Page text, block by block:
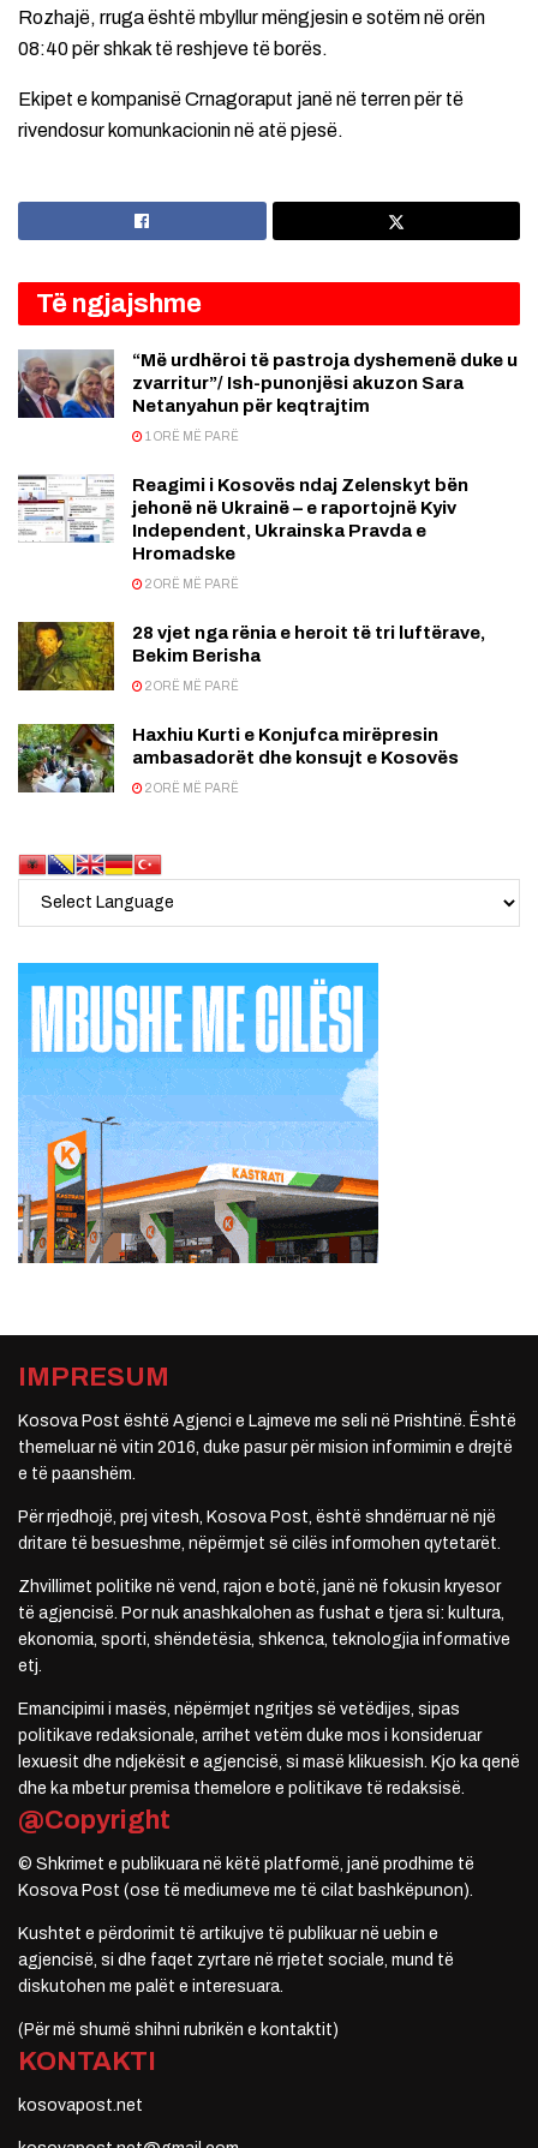
Rozhajë, rruga është mbyllur mëngjesin e sotëm në orën
08:40 për shkak të reshjeve të borës.
Ekipet e kompanisë Crnagoraput janë në terren për të
rivendosur komunkacionin në atë pjesë.
Të ngjajshme
“Më urdhëroi të pastroja dyshemenë duke u
zvarritur”/ Ish-punonjësi akuzon Sara
Netanyahun për keqtrajtim
1 ORË MË PARË
Reagimi i Kosovës ndaj Zelenskyt bën
jehonë në Ukrainë – e raportojnë Kyiv
Independent, Ukrainska Pravda e
Hromadske
2 ORË MË PARË
28 vjet nga rënia e heroit të tri luftërave,
Bekim Berisha
2 ORË MË PARË
Haxhiu Kurti e Konjufca mirëpresin
ambasadorët dhe konsujt e Kosovës
2 ORË MË PARË
IMPRESUM
Kosova Post është Agjenci e Lajmeve me seli në Prishtinë. Është
themeluar në vitin 2016, duke pasur për mision informimin e drejtë
e të paanshëm.
Për rrjedhojë, prej vitesh, Kosova Post, është shndërruar në një
dritare të besueshme, nëpërmjet së cilës informohen qytetarët.
Zhvillimet politike në vend, rajon e botë, janë në fokusin kryesor
të agjencisë. Por nuk anashkalohen as fushat e tjera si: kultura,
ekonomia, sporti, shëndetësia, shkenca, teknologjia informative
etj.
Emancipimi i masës, nëpërmjet ngritjes së vetëdijes, sipas
politikave redaksionale, arrihet vetëm duke mos i konsideruar
lexuesit dhe ndjekësit e agjencisë, si masë klikuesish. Kjo ka qenë
dhe ka mbetur premisa themelore e politikave të redaksisë.
@Copyright
© Shkrimet e publikuara në këtë platformë, janë prodhime të
Kosova Post (ose të mediumeve me të cilat bashkëpunon).
Kushtet e përdorimit të artikujve të publikuar në uebin e
agjencisë, si dhe faqet zyrtare në rrjetet sociale, mund të
diskutohen me palët e interesuara.
(Për më shumë shihni rubrikën e kontaktit)
KONTAKTI
kosovapost.net